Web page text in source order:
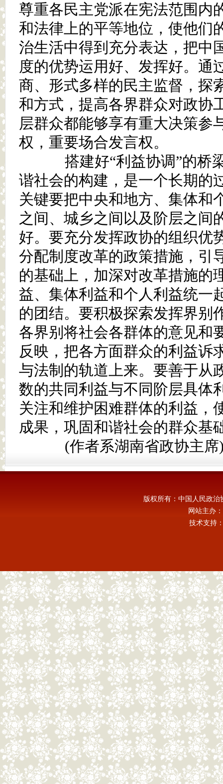
尊重各民主党派在宪法范围内
和法律上的平等地位，使他们
治生活中得到充分表达，把中
度的优势运用好、发挥好。通
商、形式多样的民主监督，探
和方式，提高各界群众对政协
层群众都能够享有重大决策参
权，重要场合发言权。
搭建好“利益协调”的桥
谐社会的构建，是一个长期的
关键要把中央和地方、集体和
之间、城乡之间以及阶层之间
好。要充分发挥政协的组织优
分配制度改革的政策措施，引
的基础上，加深对改革措施的
益、集体利益和个人利益统一
的团结。要积极探索发挥界别
各界别将社会各群体的意见和
反映，把各方面群众的利益诉
与法制的轨道上来。要善于从
数的共同利益与不同阶层具体
关注和维护困难群体的利益，
成果，巩固和谐社会的群众基
(作者系湖南省政协主席
版权所有：中国人民政
网站主办
技术支持